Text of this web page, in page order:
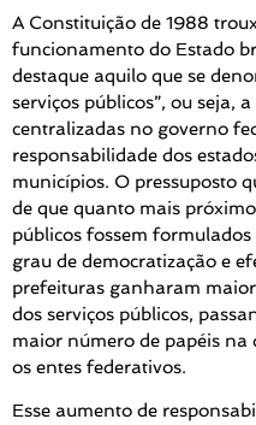
A Constituição de 1988
funcionamento do Estado
destaque aquilo que se
serviços públicos”, ou seja,
centralizadas no governo
responsabilidade dos
municípios. O pressuposto
de que quanto mais
públicos fossem
grau de democratização e
prefeituras ganharam
dos serviços públicos,
maior número de papéis na
os entes federativos.
Esse aumento de